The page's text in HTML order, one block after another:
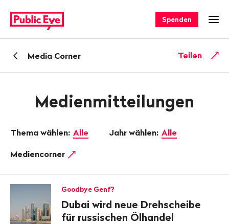
auf
publiceye.ch
Spenden
ZurückMedia Corner Teilen
Medienmitteilungen
Thema wählen: Alle Jahr wählen: Alle
Mediencorner
Goodbye Genf?
Dubai wird neue Drehscheibe
für russischen Ölhandel